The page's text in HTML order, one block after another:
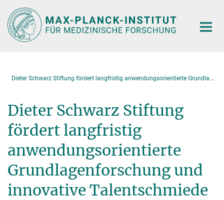
Hauptinhalt
D
ieter Schwarz Stiftung fördert langfristig anwendungsorientierte Grundlagenforschung und innovative Talentschmiede
Dieter Schwarz Stiftung
fördert langfristig
anwendungsorientierte
Grundlagenforschung und
innovative Talentschmiede